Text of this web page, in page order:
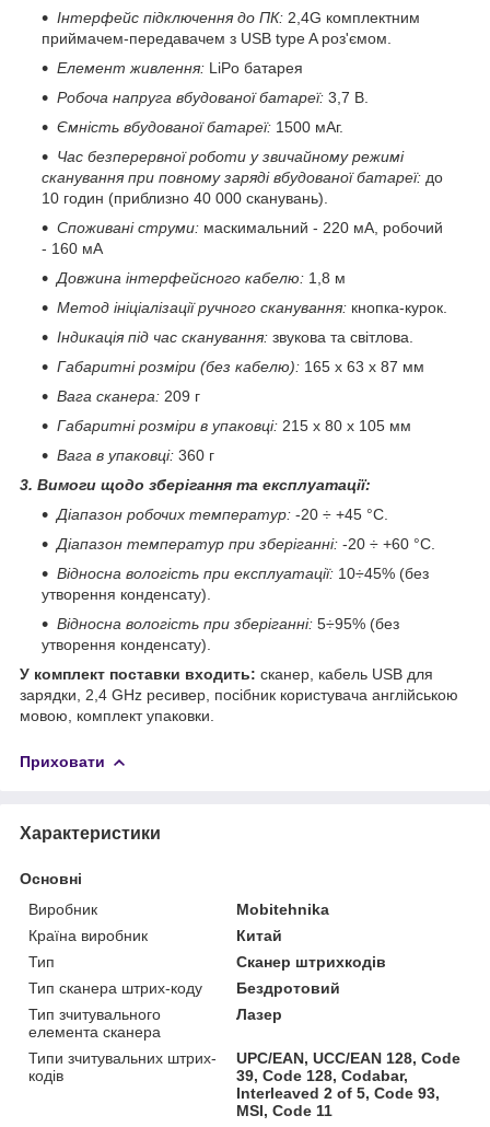
Інтерфейс підключення до ПК: 2,4G комплектним
приймачем-передавачем з USB type A роз'ємом.
Елемент живлення: LiPo батарея
Робоча напруга вбудованої батареї: 3,7 В.
Ємність вбудованої батареї: 1500 мАг.
Час безперервної роботи у звичайному режимі
сканування при повному заряді вбудованої батареї: до
10 годин (приблизно 40 000 сканувань).
Споживані струми: маскимальний - 220 мА, робочий
- 160 мА
Довжина інтерфейсного кабелю: 1,8 м
Метод ініціалізації ручного сканування: кнопка-курок.
Індикація під час сканування: звукова та світлова.
Габаритні розміри (без кабелю): 165 х 63 х 87 мм
Вага сканера: 209 г
Габаритні розміри в упаковці: 215 х 80 х 105 мм
Вага в упаковці: 360 г
3. Вимоги щодо зберігання та експлуатації:
Діапазон робочих температур: -20 ÷ +45 °С.
Діапазон температур при зберіганні: -20 ÷ +60 °С.
Відносна вологість при експлуатації: 10÷45% (без
утворення конденсату).
Відносна вологість при зберіганні: 5÷95% (без
утворення конденсату).
У комплект поставки входить: сканер, кабель USB для
зарядки, 2,4 GHz ресивер, посібник користувача англійською
мовою, комплект упаковки.
Приховати
Характеристики
Основні
Виробник
Mobitehnika
Країна виробник
Китай
Тип
Сканер штрихкодів
Тип сканера штрих-коду
Бездротовий
Тип зчитувального
елемента сканера
Лазер
Типи зчитувальних штрих-
кодів
UPC/EAN, UCC/EAN 128, Code
39, Code 128, Codabar,
Interleaved 2 of 5, Code 93,
MSI, Code 11